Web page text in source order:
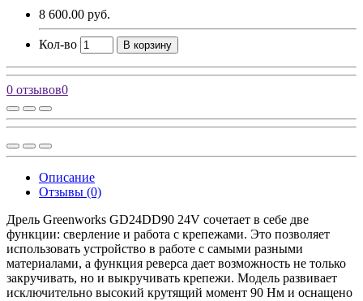
8 600.00 руб.
Кол-во В корзину
0 отзывов0
Описание
Отзывы (0)
Дрель Greenworks GD24DD90 24V сочетает в себе две
функции: сверление и работа с крепежами. Это позволяет
использовать устройство в работе с самыми разными
материалами, а функция реверса дает возможность не только
закручивать, но и выкручивать крепежи. Модель развивает
исключительно высокий крутящий момент 90 Нм и оснащено